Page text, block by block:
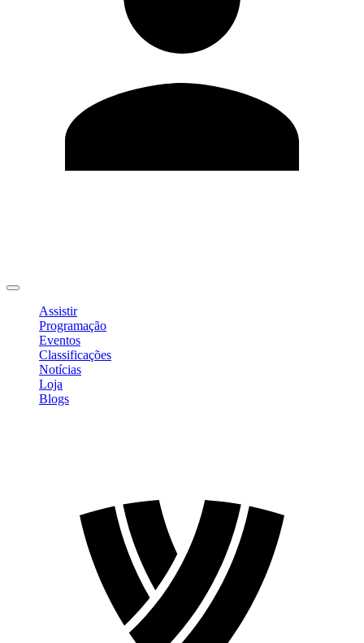
Assistir
Programação
Eventos
Classificações
Notícias
Loja
Blogs